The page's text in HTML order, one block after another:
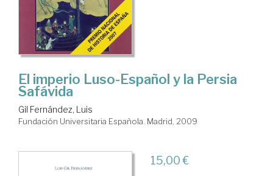
El imperio Luso-Español y la Persia
Safávida
Gil Fernández, Luis
Fundación Universitaria Española. Madrid, 2009
15,00 €